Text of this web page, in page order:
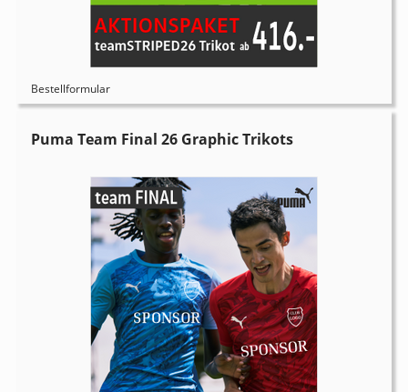
Bestellformular
Puma Team Final 26 Graphic Trikots